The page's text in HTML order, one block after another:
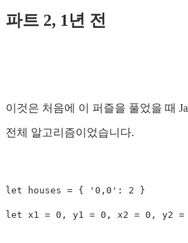
파트 2, 1년 전
이것은 처음에 이 퍼즐을 풀었을 때
전체 알고리즘이었습니다.
let houses = { ' 0,0 ' : 2 }
let x1 = 0 , y1 = 0 , x2 = 0 , y2 =